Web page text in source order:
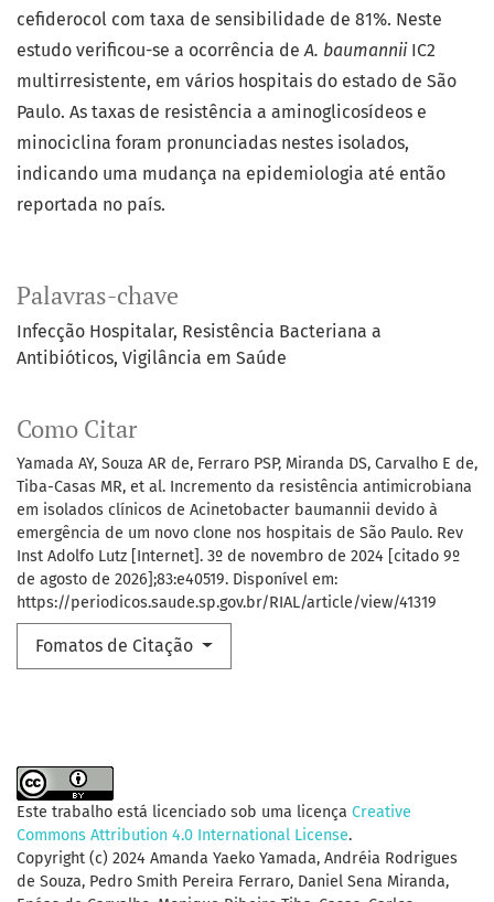
Palavras-chave
Infecção Hospitalar Resistência Bacteriana a
Antibióticos Vigilância em Saúde
Como Citar
Yamada AY, Souza AR de, Ferraro PSP, Miranda DS, Carvalho E de,
Tiba-Casas MR, et al. Incremento da resistência antimicrobiana
em isolados clínicos de Acinetobacter baumannii devido à
emergência de um novo clone nos hospitais de São Paulo. Rev
Inst Adolfo Lutz [Internet]. 3º de novembro de 2024 [citado 9º
de agosto de 2026];83:e40519. Disponível em:
https://periodicos.saude.sp.gov.br/RIAL/article/view/41319
Fomatos de Citação
cefiderocol com taxa de sensibilidade de 81%. Neste
estudo verificou-se a ocorrência deA. baumannii IC2
multirresistente, em vários hospitais do estado de São
Paulo. As taxas de resistência a aminoglicosídeos e
minociclina foram pronunciadas nestes isolados,
indicando uma mudança na epidemiologia até então
reportada no país.
Este trabalho está licenciado sob uma licença Creative
Commons Attribution 4.0 International License.
Copyright (c) 2024 Amanda Yaeko Yamada, Andréia Rodrigues
de Souza, Pedro Smith Pereira Ferraro, Daniel Sena Miranda,